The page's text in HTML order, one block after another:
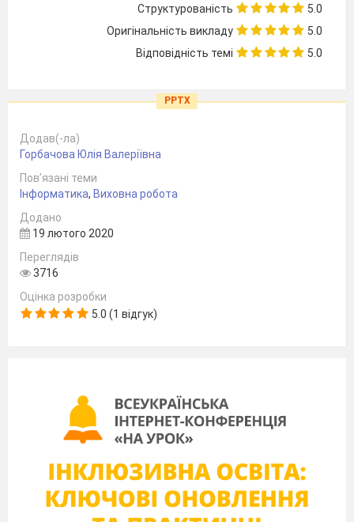
Структурованість
5.0
Оригінальність викладу
5.0
Відповідність темі
5.0
PPTX
Додав(-ла)
Горбачова Юлія Валеріївна
Пов’язані теми
Інформатика, Виховна робота
Додано
19 лютого 2020
Переглядів
3716
Оцінка розробки
5.0 (1 відгук)